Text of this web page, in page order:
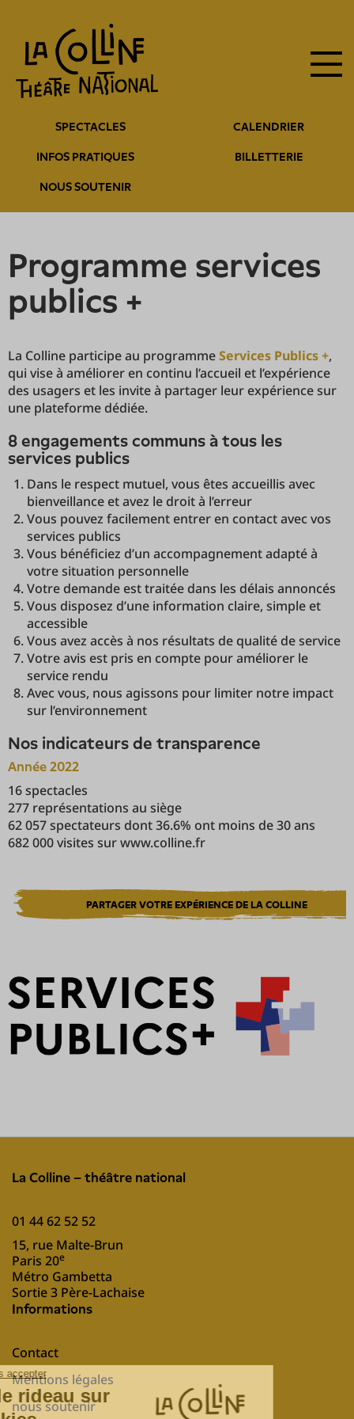
contenu
principal
entête
SPECTACLES CALENDRIER
INFOS PRATIQUES BILLETTERIE
NOUS SOUTENIR
principale
Programme services
publics +
La Colline participe au programmeServices Publics +,
qui vise à améliorer en continu l’accueil et l’expérience
des usagers et les invite à partager leur expérience sur
une plateforme dédiée.
8 engagements communs à tous les
services publics
Dans le respect mutuel, vous êtes accueillis avec
bienveillance et avez le droit à l’erreur
Vous pouvez facilement entrer en contact avec vos
services publics
Vous bénéficiez d’un accompagnement adapté à
votre situation personnelle
Votre demande est traitée dans les délais annoncés
Vous disposez d’une information claire, simple et
accessible
Vous avez accès à nos résultats de qualité de service
Votre avis est pris en compte pour améliorer le
service rendu
Avec vous, nous agissons pour limiter notre impact
sur l’environnement
Nos indicateurs de transparence
Année 2022
16 spectacles
277 représentations au siège
62 057 spectateurs dont 36.6% ont moins de 30 ans
682 000 visites sur www.colline.fr
PARTAGER VOTRE EXPÉRIENCE DE LA COLLINE
La Colline – théâtre national
01 44 62 52 52
15, rue Malte-Brun
Paris 20e
Métro Gambetta
Sortie 3 Père-Lachaise
Informations
Contact
Mentions légales
nous soutenir